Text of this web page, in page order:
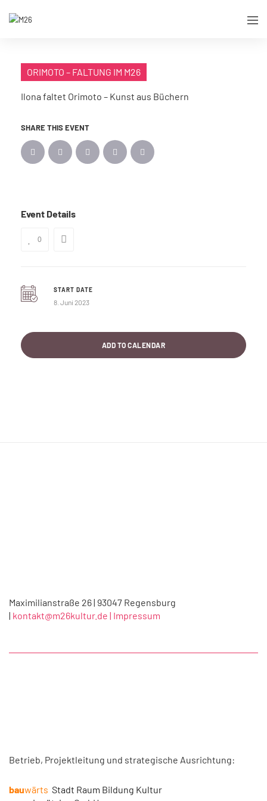
ORIMOTO – FALTUNG IM M26
Ilona faltet Orimoto – Kunst aus Büchern
SHARE THIS EVENT
Event Details
0
START DATE
8. Juni 2023
ADD TO CALENDAR
Maximilianstraße 26 | 93047 Regensburg
| kontakt@m26kultur.de | Impressum
Betrieb, Projektleitung und strategische Ausrichtung:
bauwärts Stadt Raum Bildung Kultur